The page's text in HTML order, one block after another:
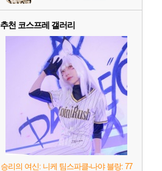
추천 코스프레 갤러리
승리의 여신: 니케 팀스파클-나야 블랑: 77